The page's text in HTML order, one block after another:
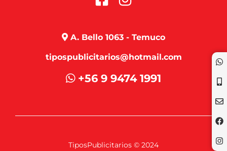
A. Bello 1063 - Temuco
tipospublicitarios@hotmail.com
+56 9 9474 1991
TiposPublicitarios © 2024